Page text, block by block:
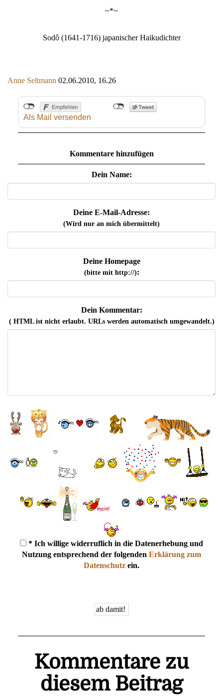
~*~
Sodô (1641-1716) japanischer Haikudichter
Anne Seltmann 02.06.2010, 16.26
Als Mail versenden
Kommentare hinzufügen
Dein Name:
Deine E-Mail-Adresse:
(Wird nur an mich übermittelt)
Deine Homepage
(bitte mit http://):
Dein Kommentar:
( HTML ist nichterlaubt. URLs werden automatisch umgewandelt.)
* Ich willige widerruflich in die Datenerhebung und
Nutzung entsprechend der folgenden Erklärung zum
Datenschutz ein.
Kommentare zu
diesem Beitrag